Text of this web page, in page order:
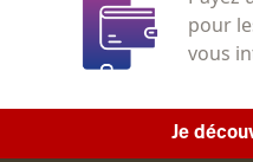
pour
vous
Je